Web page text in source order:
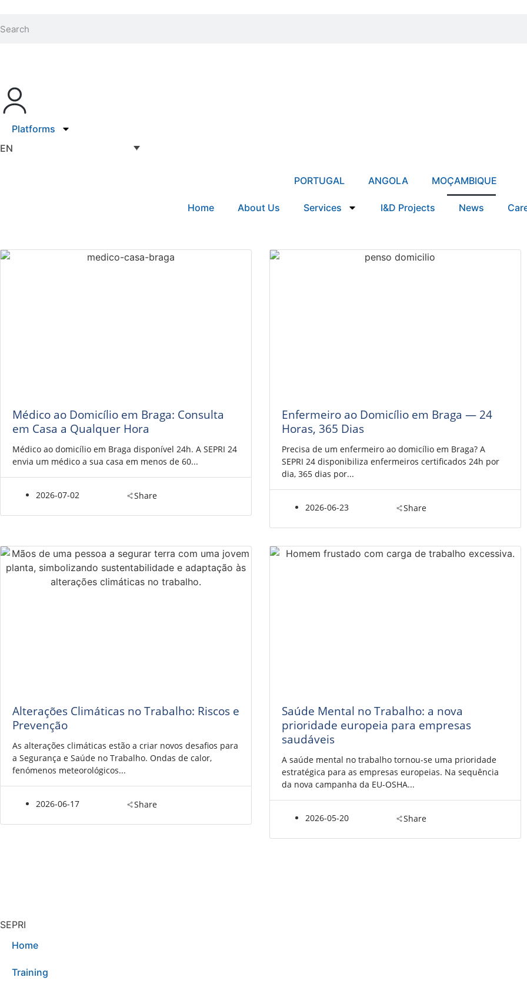
Platforms
EN
PORTUGAL ANGOLA MOÇAMBIQUE
Home About Us Services I&D Projects News
Médico ao Domicílio em Braga: Consulta
em Casa a Qualquer Hora
Médico ao domicílio em Braga disponível 24h. A SEPRI 24
envia um médico a sua casa em menos de 60...
2026-07-02 Share
Enfermeiro ao Domicílio em Braga — 24
Horas, 365 Dias
Precisa de um enfermeiro ao domicílio em Braga? A
SEPRI 24 disponibiliza enfermeiros certificados 24h por
dia, 365 dias por...
2026-06-23 Share
Alterações Climáticas no Trabalho: Riscos e
Prevenção
As alterações climáticas estão a criar novos desafios para
a Segurança e Saúde no Trabalho. Ondas de calor,
fenómenos meteorológicos...
2026-06-17 Share
Saúde Mental no Trabalho: a nova
prioridade europeia para empresas
saudáveis
A saúde mental no trabalho tornou-se uma prioridade
estratégica para as empresas europeias. Na sequência
da nova campanha da EU-OSHA...
2026-05-20 Share
SEPRI
Home
Training